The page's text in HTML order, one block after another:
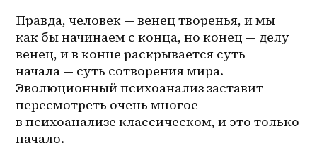
Правда, человек — венец творенья, и мы
как бы начинаем с конца, но конец — делу
венец, и в конце раскрывается суть
начала — суть сотворения мира.
Эволюционный психоанализ заставит
пересмотреть очень многое
в психоанализе классическом, и это только
начало.